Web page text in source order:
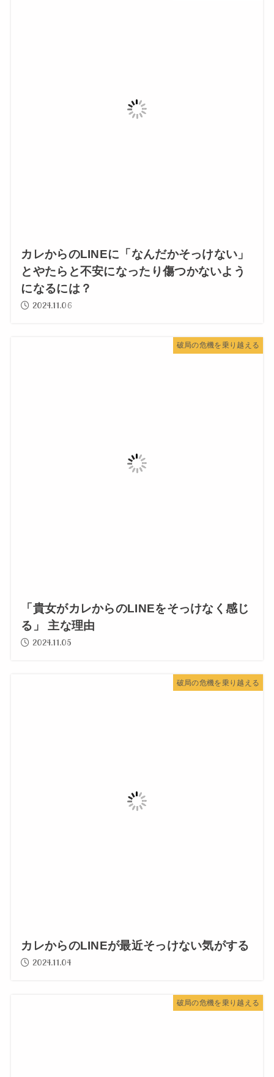
カレからのLINEに「なんだかそっけない」
とやたらと不安になったり傷つかないよう
になるには？
2024.11.06
破局の危機を乗り越える
「貴女がカレからのLINEをそっけなく感じ
る」 主な理由
2024.11.05
破局の危機を乗り越える
カレからのLINEが最近そっけない気がする
2024.11.04
破局の危機を乗り越える